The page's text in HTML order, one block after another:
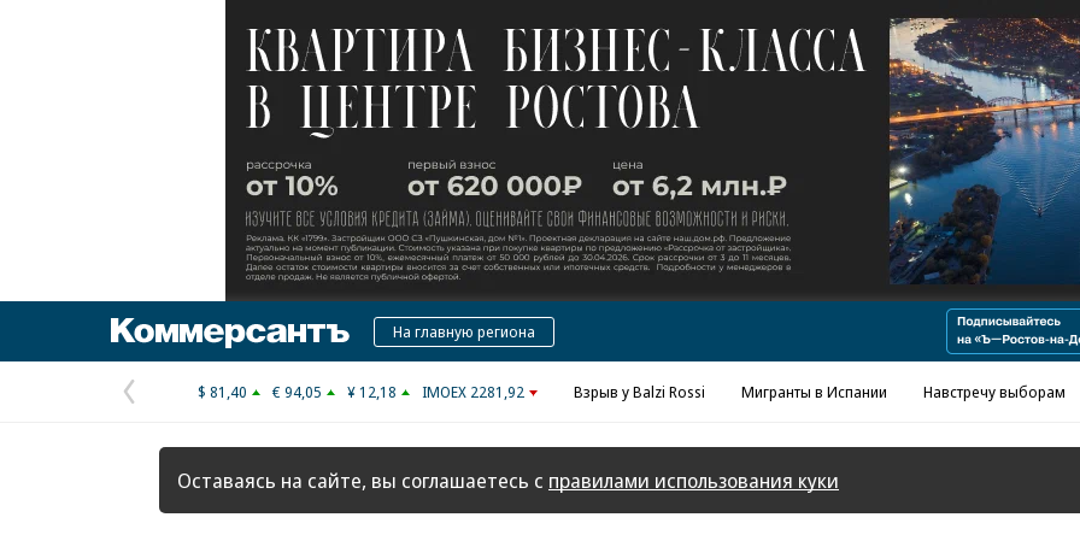
Реклама в «Ъ» www.kommersant.ru/ad
КоммерсантъНа главную региона
Предыдущая
страница
$ 81,40 € 94,05 ¥ 12,18 IMOEX 2281,92 Взрыв у Balzi Rossi Мигранты в Испании Навстречу выборам
Оставаясь на сайте, вы соглашаетесь с правилами использования куки